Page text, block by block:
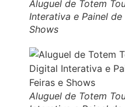
Aluguel de Totem
Interativa e Painel de
Shows
Aluguel de Totem